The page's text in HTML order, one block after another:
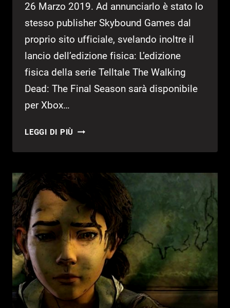
26 Marzo 2019. Ad annunciarlo è stato lo
stesso publisher Skybound Games dal
proprio sito ufficiale, svelando inoltre il
lancio dell’edizione fisica: L’edizione
fisica della serie Telltale The Walking
Dead: The Final Season sarà disponibile
per Xbox…
LEGGI DI PIÙ ANNUNCIATO
WALKING
THE
SEASON
EPISODIO
4